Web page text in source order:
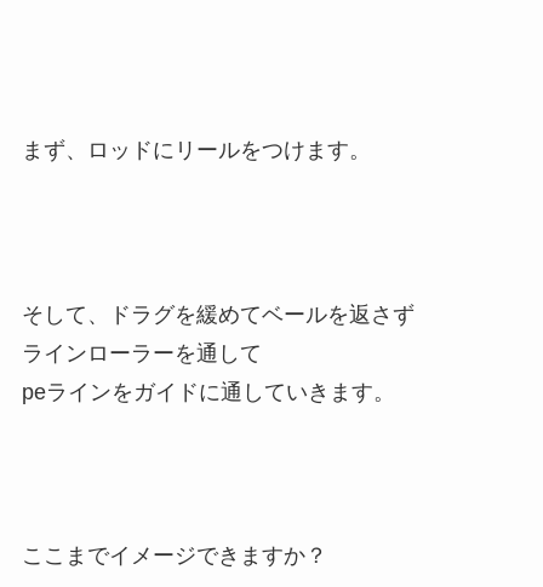
まず、ロッドにリールをつけます。
そして、ドラグを緩めてベールを返さず
ラインローラーを通して
peラインをガイドに通していきます。
ここまでイメージできますか？